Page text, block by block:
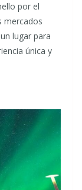
por el
mercados
lugar para
única y